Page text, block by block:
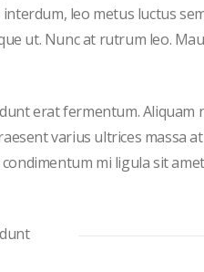
leo metus luctus
ut. Nunc at rutrum leo.
erat fermentum.
varius ultrices massa
mi ligula sit